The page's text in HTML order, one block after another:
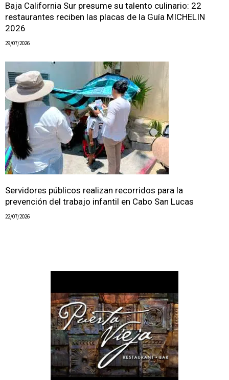
Baja California Sur presume su talento culinario: 22
restaurantes reciben las placas de la Guía MICHELIN
2026
29/07/2026
Servidores públicos realizan recorridos para la
prevención del trabajo infantil en Cabo San Lucas
22/07/2026